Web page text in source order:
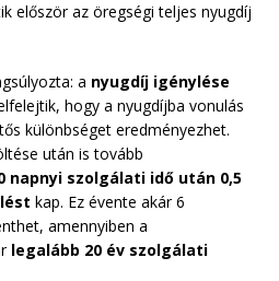
először az öregségi teljes nyugdíj
a nyugdíj igénylése
hogy a nyugdíjba vonulás
különbséget eredményezhet.
után is tovább
napnyi szolgálati idő után 0,5
kap. Ez évente akár 6
amennyiben a
legalább 20 év szolgálati